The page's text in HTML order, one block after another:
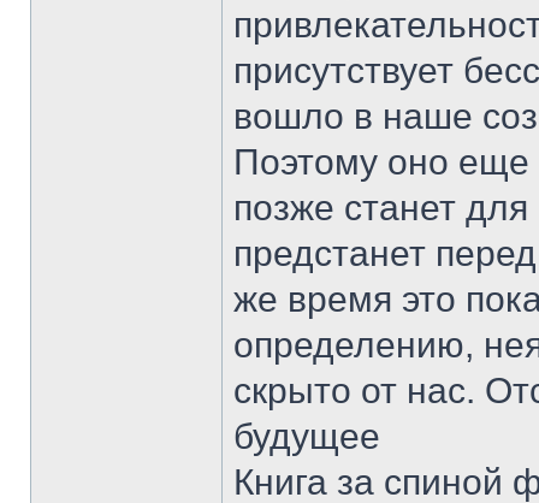
присутствует
вошло в наше
Поэтому оно еще
позже станет
предстанет
же время это
определению,
скрыто от нас.
будущее
Книга за спиной